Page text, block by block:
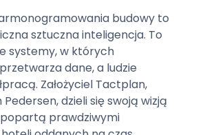
budowy to
sztuczna inteligencja. To
systemy, w których
dane, a ludzie
Założyciel Tactplan,
dzieli się swoją wizją
popartą prawdziwymi